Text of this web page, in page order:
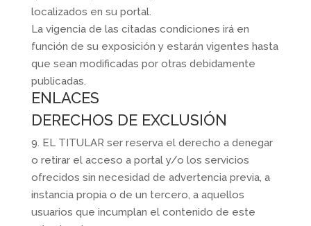
localizados en su portal.
La vigencia de las citadas condiciones irá en
función de su exposición y estarán vigentes hasta
que sean modificadas por otras debidamente
publicadas.
ENLACES
DERECHOS DE EXCLUSIÓN
9. EL TITULAR ser reserva el derecho a denegar
o retirar el acceso a portal y/o los servicios
ofrecidos sin necesidad de advertencia previa, a
instancia propia o de un tercero, a aquellos
usuarios que incumplan el contenido de este